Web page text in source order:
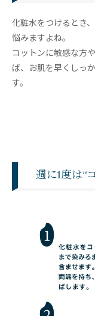
化粧水をつけるとき
悩みますよね。
コットンに敏感な方
ば、お肌を早くしっ
す。
週に1度は“